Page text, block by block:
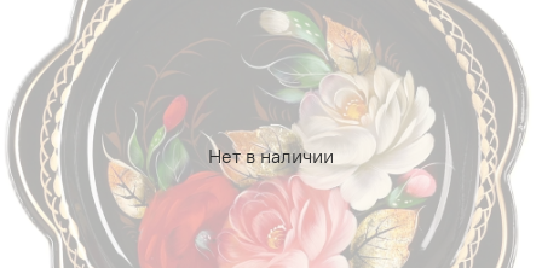
Нет в наличии